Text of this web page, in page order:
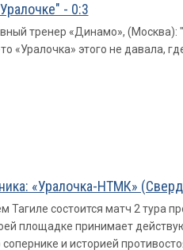
- 0:3
тренер «Динамо», (Москва):
«Уралочка» этого не давала,
«Уралочка-НТМК»
Тагиле состоится матч 2 тура
площадке принимает
и историей